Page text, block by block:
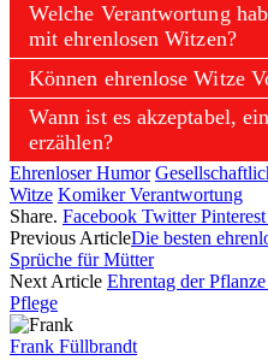
Welche Verantwortung
mit ehrenlosen Witzen?
Können ehrenlose Witze
Wann ist es akzeptabel,
erzählen?
Ehrenloser Humor
Witze Komiker Verantwortung
Share. Facebook Twitter Pinterest
Previous ArticleDie besten
Sprüche für Mütter
Next Article Ehrentag der
Pflege
Frank Füllbrandt